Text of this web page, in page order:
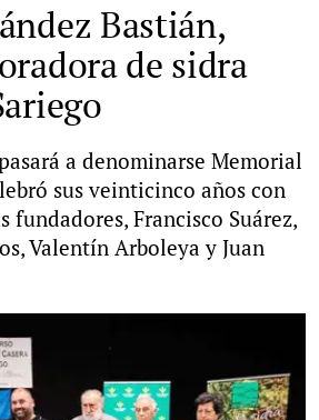
Bastián,
de sidra
a denominarse Memorial
sus veinticinco años con
fundadores, Francisco Suárez,
Valentín Arboleya y Juan